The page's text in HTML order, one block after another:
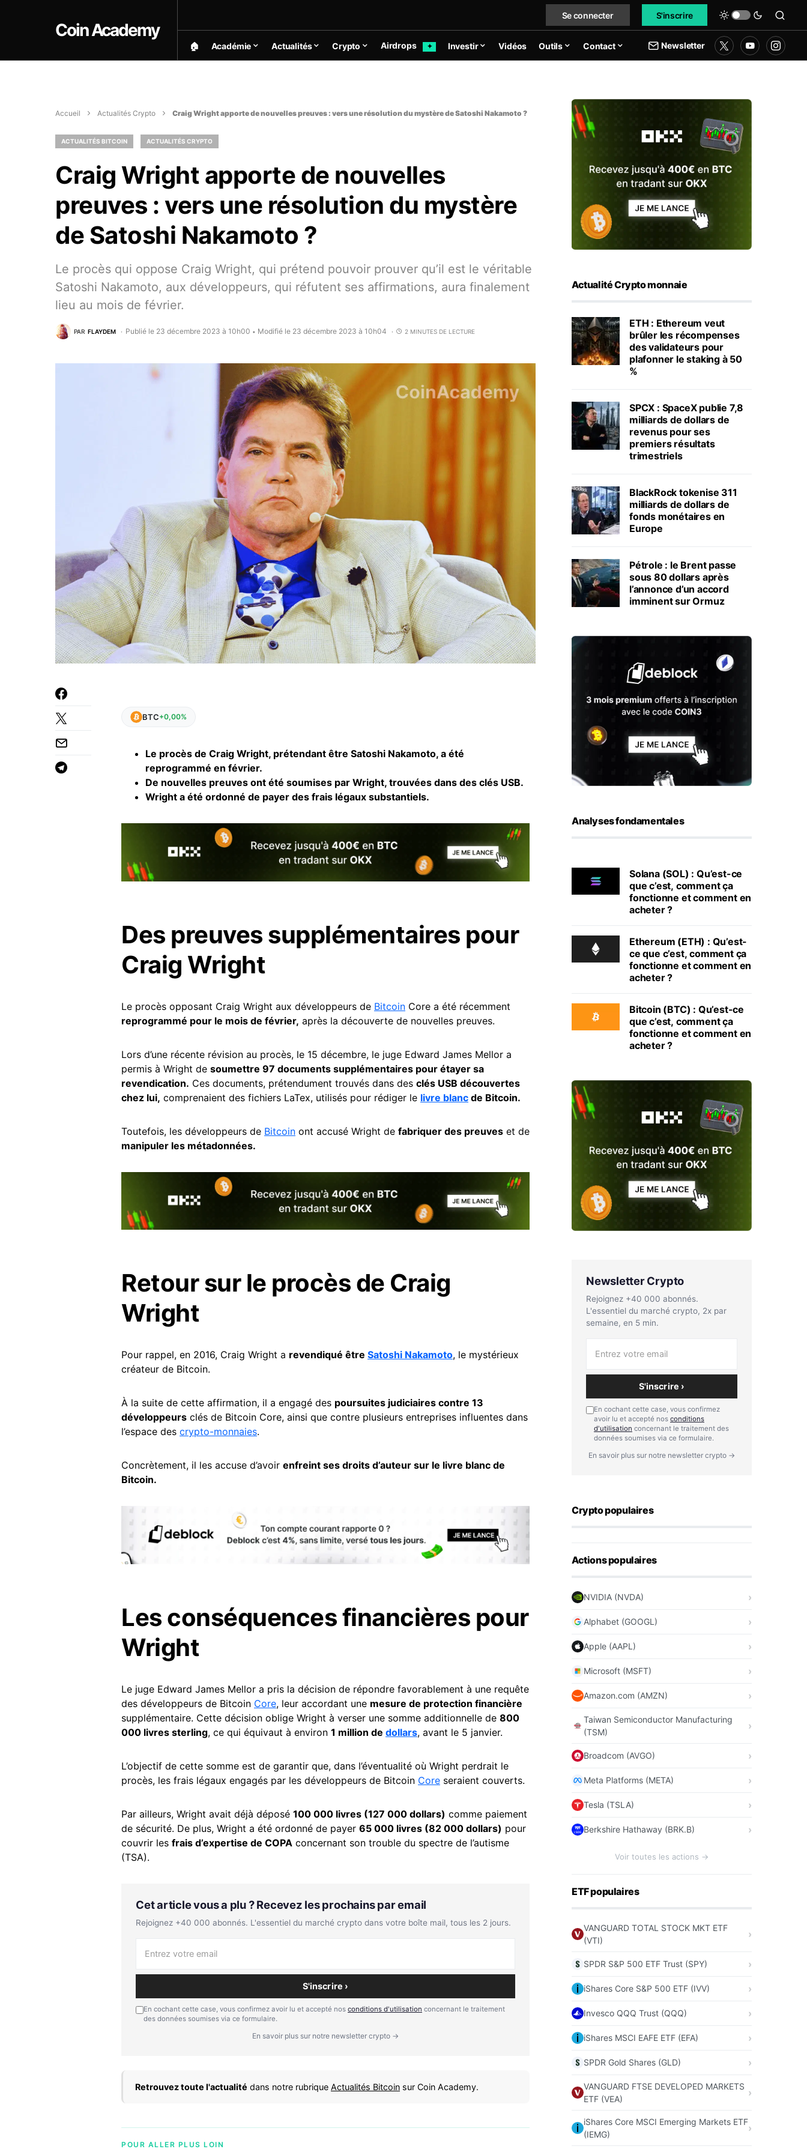
Coin Academy
Se connecter S'inscrire
🏠︎ Académie Actualités Crypto Airdrops ✦ Investir Vidéos Outils Contact Newsletter
Accueil Actualités Crypto Craig Wright apporte de nouvelles preuves : vers une résolution du mystère de Satoshi Nakamoto ?
ACTUALITÉS BITCOIN ACTUALITÉS CRYPTO
Craig Wright apporte de nouvelles
preuves : vers une résolution du mystère
de Satoshi Nakamoto ?
Le procès qui oppose Craig Wright, qui prétend pouvoir prouver qu’il est le véritable
Satoshi Nakamoto, aux développeurs, qui réfutent ses affirmations, aura finalement
lieu au mois de février.
PAR FLAYDEM Publié le 23 décembre 2023 à 10h00 • Modifié le 23 décembre 2023 à 10h04 2 MINUTES DE LECTURE
BTC+0,00%
Le procès de Craig Wright, prétendant être Satoshi Nakamoto, a été
reprogrammé en février.
De nouvelles preuves ont été soumises par Wright, trouvées dans des clés USB.
Wright a été ordonné de payer des frais légaux substantiels.
Des preuves supplémentaires pour
Craig Wright
Le procès opposant Craig Wright aux développeurs de Bitcoin Core a été récemment
reprogrammé pour le mois de février, après la découverte de nouvelles preuves.
Lors d’une récente révision au procès, le 15 décembre, le juge Edward James Mellor a
permis à Wright de soumettre 97 documents supplémentaires pour étayer sa
revendication. Ces documents, prétendument trouvés dans des clés USB découvertes
chez lui, comprenaient des fichiers LaTex, utilisés pour rédiger le livre blanc de Bitcoin.
Toutefois, les développeurs de Bitcoin ont accusé Wright de fabriquer des preuves et de
manipuler les métadonnées.
Retour sur le procès de Craig
Wright
Pour rappel, en 2016, Craig Wright a revendiqué être Satoshi Nakamoto, le mystérieux
créateur de Bitcoin.
À la suite de cette affirmation, il a engagé des poursuites judiciaires contre 13
développeurs clés de Bitcoin Core, ainsi que contre plusieurs entreprises influentes dans
l’espace des crypto-monnaies.
Concrètement, il les accuse d’avoir enfreint ses droits d’auteur sur le livre blanc de
Bitcoin.
Les conséquences financières pour
Wright
Le juge Edward James Mellor a pris la décision de répondre favorablement à une requête
des développeurs de Bitcoin Core, leur accordant une mesure de protection financière
supplémentaire. Cette décision oblige Wright à verser une somme additionnelle de 800
000 livres sterling, ce qui équivaut à environ 1 million de dollars, avant le 5 janvier.
L’objectif de cette somme est de garantir que, dans l’éventualité où Wright perdrait le
procès, les frais légaux engagés par les développeurs de Bitcoin Core seraient couverts.
Par ailleurs, Wright avait déjà déposé 100 000 livres (127 000 dollars) comme paiement
de sécurité. De plus, Wright a été ordonné de payer 65 000 livres (82 000 dollars) pour
couvrir les frais d’expertise de COPA concernant son trouble du spectre de l’autisme
(TSA).
Cet article vous a plu ? Recevez les prochains par email
Rejoignez +40 000 abonnés. L'essentiel du marché crypto dans votre boîte mail, tous les 2 jours.
S'inscrire ›
En cochant cette case, vous confirmez avoir lu et accepté nos conditions d'utilisation concernant le traitement
des données soumises via ce formulaire.
En savoir plus sur notre newsletter crypto →
Retrouvez toute l'actualité dans notre rubrique Actualités Bitcoin sur Coin Academy.
POUR ALLER PLUS LOIN
Actualité Crypto monnaie
ETH : Ethereum veut
brûler les récompenses
des validateurs pour
plafonner le staking à 50
%
SPCX : SpaceX publie 7,8
milliards de dollars de
revenus pour ses
premiers résultats
trimestriels
BlackRock tokenise 311
milliards de dollars de
fonds monétaires en
Europe
Pétrole : le Brent passe
sous 80 dollars après
l’annonce d’un accord
imminent sur Ormuz
Analyses fondamentales
Solana (SOL) : Qu’est-ce
que c’est, comment ça
fonctionne et comment en
acheter ?
Ethereum (ETH) : Qu’est-
ce que c’est, comment ça
fonctionne et comment en
acheter ?
Bitcoin (BTC) : Qu’est-ce
que c’est, comment ça
fonctionne et comment en
acheter ?
Newsletter Crypto
Rejoignez +40 000 abonnés.
L'essentiel du marché crypto, 2x par
semaine, en 5 min.
S'inscrire ›
En cochant cette case, vous confirmez
avoir lu et accepté nos conditions
d'utilisation concernant le traitement des
données soumises via ce formulaire.
En savoir plus sur notre newsletter crypto →
Crypto populaires
Actions populaires
NVIDIA (NVDA)
Alphabet (GOOGL)
Apple (AAPL)
Microsoft (MSFT)
Amazon.com (AMZN)
Taiwan Semiconductor Manufacturing
(TSM)
Broadcom (AVGO)
Meta Platforms (META)
Tesla (TSLA)
Berkshire Hathaway (BRK.B)
Voir toutes les actions →
ETF populaires
VANGUARD TOTAL STOCK MKT ETF
(VTI)
SPDR S&P 500 ETF Trust (SPY)
iShares Core S&P 500 ETF (IVV)
Invesco QQQ Trust (QQQ)
iShares MSCI EAFE ETF (EFA)
SPDR Gold Shares (GLD)
VANGUARD FTSE DEVELOPED MARKETS
ETF (VEA)
iShares Core MSCI Emerging Markets ETF
(IEMG)